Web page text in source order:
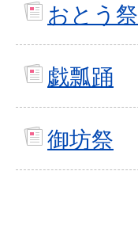
おとう祭
戯瓢踊
御坊祭